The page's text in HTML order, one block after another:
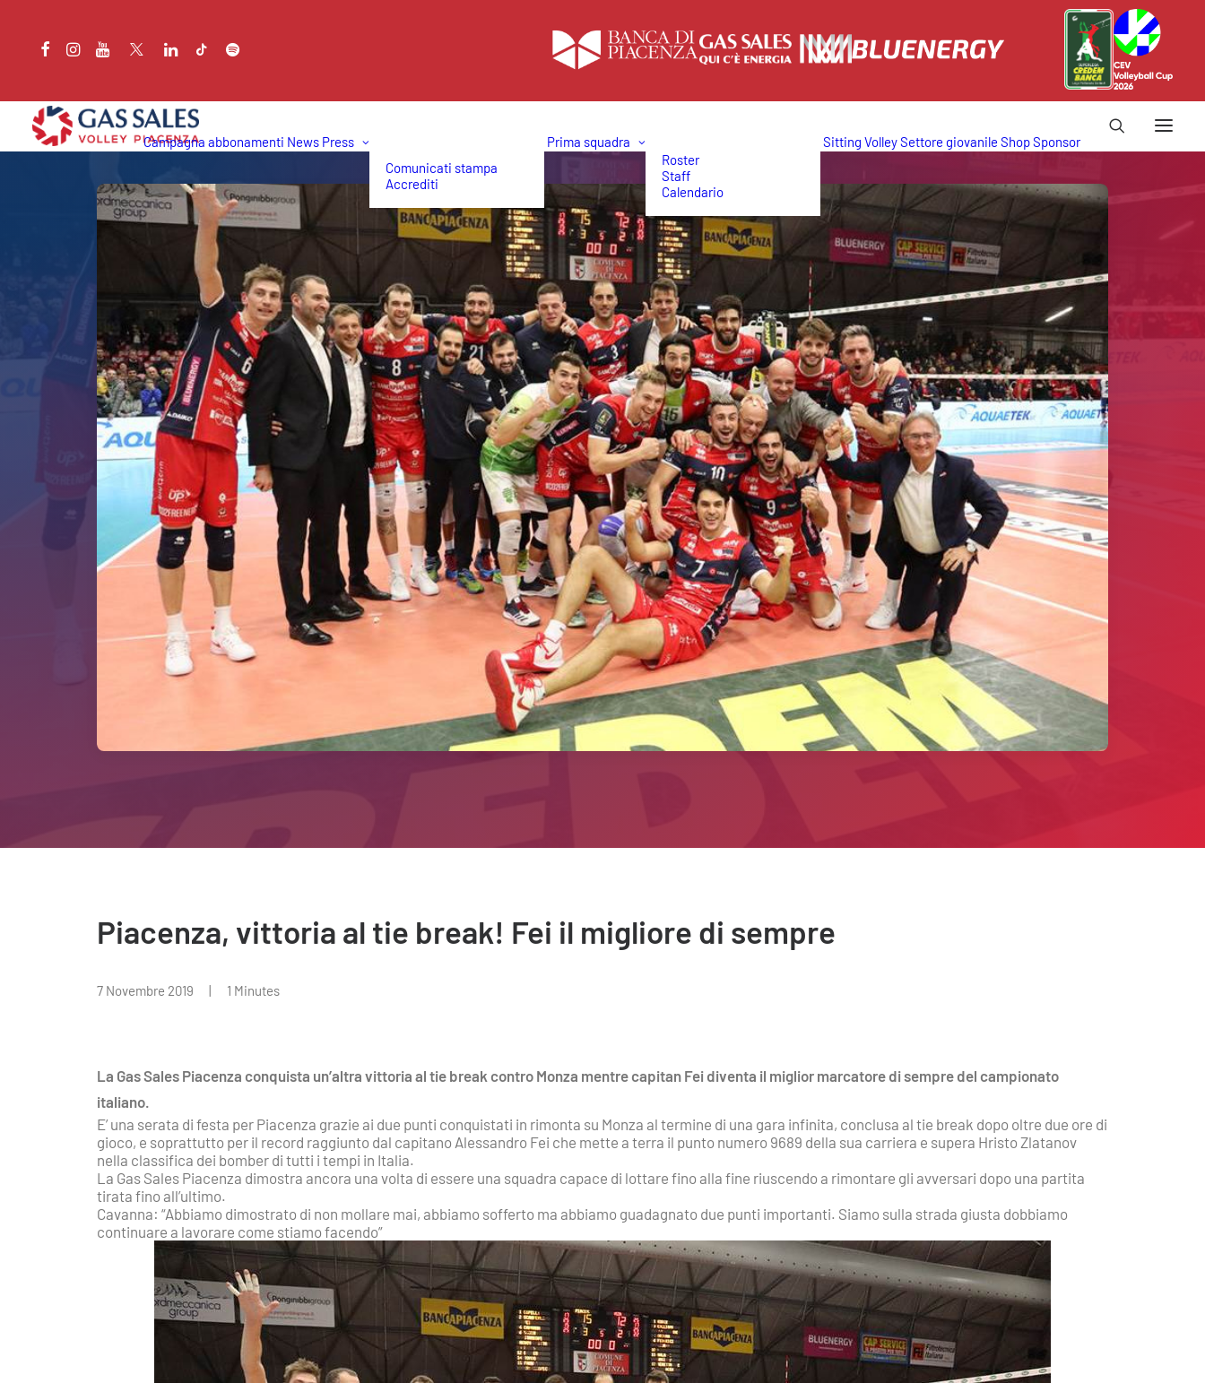
Campagna abbonamenti News Press
Comunicati stampa
Accrediti
Prima squadra
Roster
Staff
Calendario
Sitting VolleySettore giovanile ShopSponsor
Piacenza, vittoria al tie break! Fei il migliore di sempre
7 Novembre 2019 | 1 Minutes
La Gas Sales Piacenza conquista un’altra vittoria al tie break contro Monza mentre capitan Fei diventa il miglior marcatore di sempre del campionato
italiano.
E’ una serata di festa per Piacenza grazie ai due punti conquistati in rimonta su Monza al termine di una gara infinita, conclusa al tie break dopo oltre due ore di
gioco, e soprattutto per il record raggiunto dal capitano Alessandro Fei che mette a terra il punto numero 9689 della sua carriera e supera Hristo Zlatanov
nella classifica dei bomber di tutti i tempi in Italia.
La Gas Sales Piacenza dimostra ancora una volta di essere una squadra capace di lottare fino alla fine riuscendo a rimontare gli avversari dopo una partita
tirata fino all’ultimo.
Cavanna: “Abbiamo dimostrato di non mollare mai, abbiamo sofferto ma abbiamo guadagnato due punti importanti. Siamo sulla strada giusta dobbiamo
continuare a lavorare come stiamo facendo”